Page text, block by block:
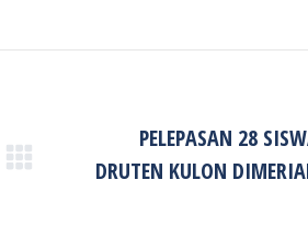
Next
PELEPASAN 28
DRUTEN KULON